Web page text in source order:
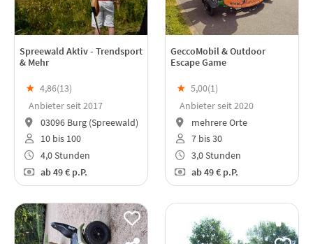
Spreewald Aktiv - Trendsport
& Mehr
★ 4,86(13)
Anbieter seit 2017
03096 Burg (Spreewald)
10 bis 100
4,0 Stunden
ab49 € p.P.
GeccoMobil & Outdoor
Escape Game
★ 5,00(1)
Anbieter seit 2020
mehrere Orte
7 bis 30
3,0 Stunden
ab49 € p.P.